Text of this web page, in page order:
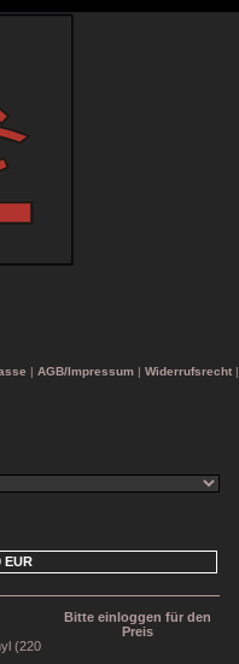
| AGB/Impressum| Widerrufsrecht|
EUR
(220
Bitte einloggen für den
Preis